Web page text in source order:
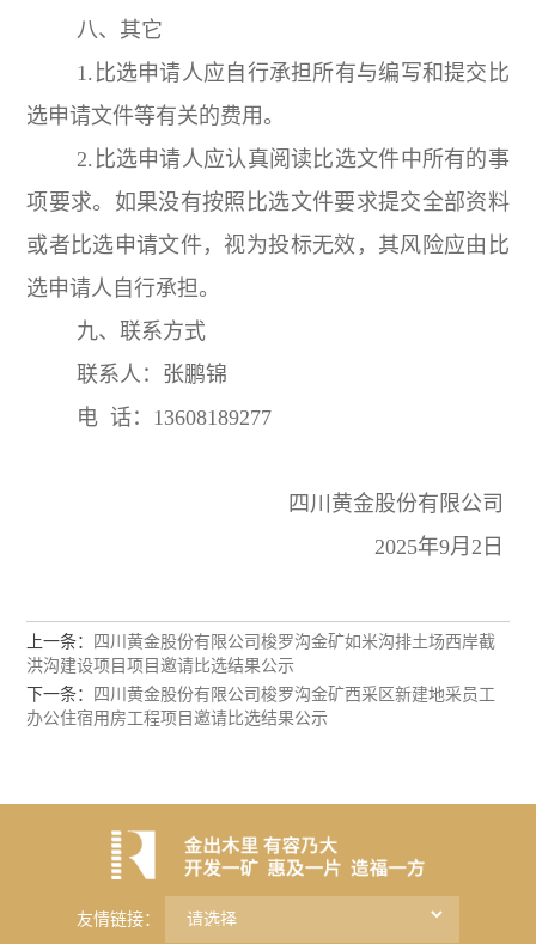
八、其它
1.比选申请人应自行承担所有与编写和提交比
选申请文件等有关的费用。
2.比选申请人应认真阅读比选文件中所有的事
项要求。如果没有按照比选文件要求提交全部资料
或者比选申请文件，视为投标无效，其风险应由比
选申请人自行承担。
九、联系方式
联系人：张鹏锦
电 话：13608189277
四川黄金股份有限公司
2025年9月2日
上一条：
四川黄金股份有限公司梭罗沟金矿如米沟排土场西岸截
洪沟建设项目项目邀请比选结果公示
下一条：
四川黄金股份有限公司梭罗沟金矿西采区新建地采员工
办公住宿用房工程项目邀请比选结果公示
友情链接：